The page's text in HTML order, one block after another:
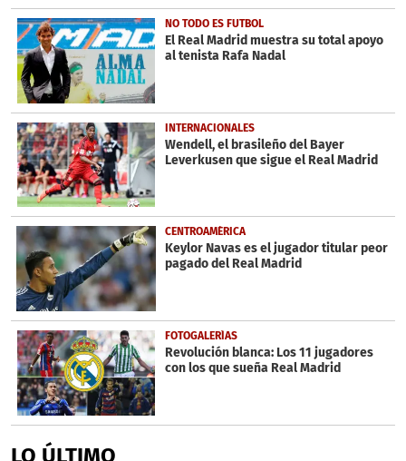
NO TODO ES FUTBOL
El Real Madrid muestra su total apoyo
al tenista Rafa Nadal
INTERNACIONALES
Wendell, el brasileño del Bayer
Leverkusen que sigue el Real Madrid
CENTROAMÉRICA
Keylor Navas es el jugador titular peor
pagado del Real Madrid
FOTOGALERÍAS
Revolución blanca: Los 11 jugadores
con los que sueña Real Madrid
LO ÚLTIMO